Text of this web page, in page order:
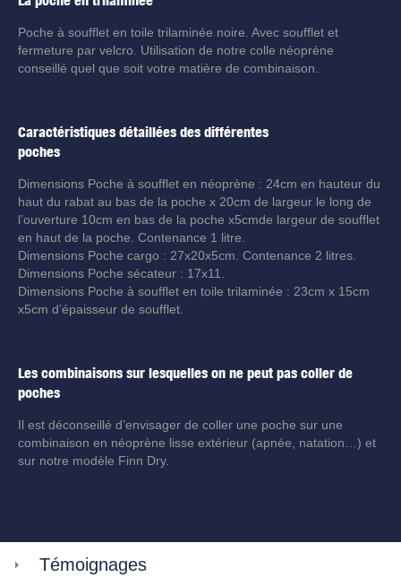
Poche à soufflet en toile trilaminée noire. Avec soufflet et
fermeture par velcro. Utilisation de notre colle néoprène
conseillé quel que soit votre matière de combinaison.
Caractéristiques détaillées des différentes
poches
Dimensions Poche à soufflet en néoprène : 24cm en hauteur du
haut du rabat au bas de la poche x 20cm de largeur le long de
l’ouverture 10cm en bas de la poche x5cmde largeur de soufflet
en haut de la poche. Contenance 1 litre.
Dimensions Poche cargo : 27x20x5cm. Contenance 2 litres.
Dimensions Poche sécateur : 17x11.
Dimensions Poche à soufflet en toile trilaminée : 23cm x 15cm
x5cm d’épaisseur de soufflet.
Les combinaisons sur lesquelles on ne peut pas coller de
poches
Il est déconseillé d’envisager de coller une poche sur une
combinaison en néoprène lisse extérieur (apnée, natation…) et
sur notre modèle Finn Dry.
Témoignages